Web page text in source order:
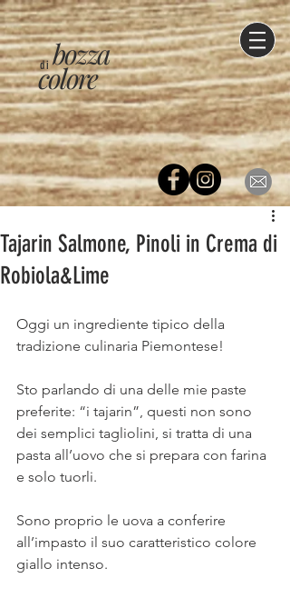
di
colore
bozza
Tajarin Salmone, Pinoli in Crema di
Robiola&Lime
Oggi un ingrediente tipico della
tradizione culinaria Piemontese!
Sto parlando di una delle mie paste
preferite: “i tajarin”, questi non sono
dei semplici tagliolini, si tratta di una
pasta all’uovo che si prepara con farina
e solo tuorli.
Sono proprio le uova a conferire
all’impasto il suo caratteristico colore
giallo intenso.